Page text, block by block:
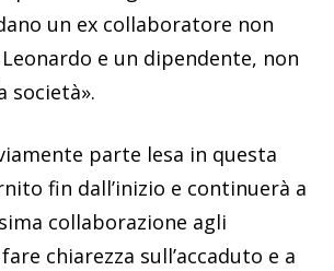
un ex collaboratore non
e un dipendente, non
società».
parte lesa in questa
fin dall’inizio e continuerà a
collaborazione agli
chiarezza sull’accaduto e a